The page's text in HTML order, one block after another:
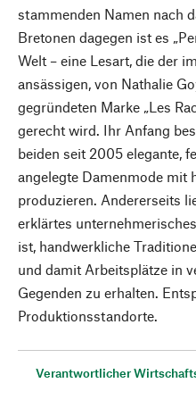
stammenden Namen nach
Bretonen dagegen ist es
Welt – eine Lesart, die der
ansässigen, von Nathalie
gegründeten Marke „Les
gerecht wird. Ihr Anfang
beiden seit 2005 elegante,
angelegte Damenmode mit
produzieren. Andererseits
erklärtes
ist, handwerkliche
und damit Arbeitsplätze in
Gegenden zu erhalten.
Produktionsstandorte.
Verantwortlicher